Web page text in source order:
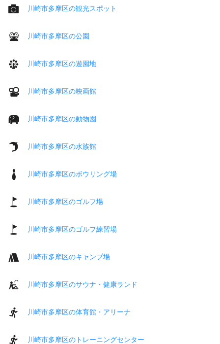
川崎市多摩区の観光スポット
川崎市多摩区の公園
川崎市多摩区の遊園地
川崎市多摩区の映画館
川崎市多摩区の動物園
川崎市多摩区の水族館
川崎市多摩区のボウリング場
川崎市多摩区のゴルフ場
川崎市多摩区のゴルフ練習場
川崎市多摩区のキャンプ場
川崎市多摩区のサウナ・健康ランド
川崎市多摩区の体育館・アリーナ
川崎市多摩区のトレーニングセンター